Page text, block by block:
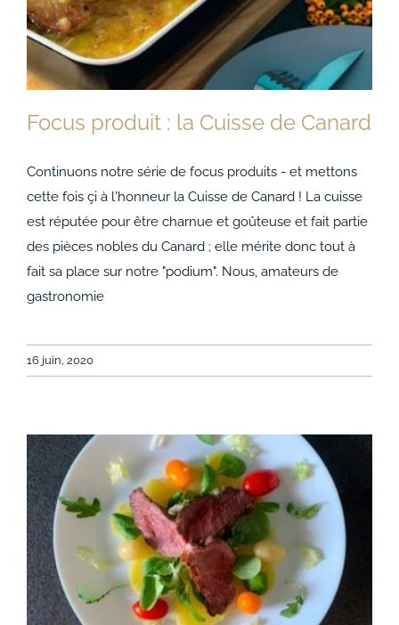
Focus produit : la Cuisse de Canard
Focus produit : la Cuisse de Canard
Continuons notre série de focus produits - et mettons
cette fois çi à l'honneur la Cuisse de Canard ! La cuisse
est réputée pour être charnue et goûteuse et fait partie
des pièces nobles du Canard ; elle mérite donc tout à
fait sa place sur notre "podium". Nous, amateurs de
gastronomie
16 juin, 2020